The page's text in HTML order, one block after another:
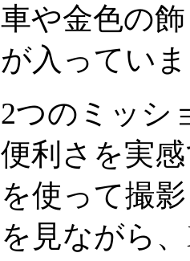
車や金色の
が入ってい
2つのミッシ
便利さを実
を使って撮
を見ながら